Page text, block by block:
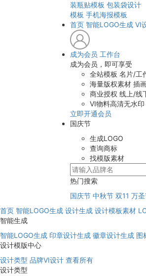
装瓶贴模板 包装袋设计
模板 手机海报模板
首页 智能LOGO生成 VI
成为会员 工作台
成为会员，即可享受
全站模板 名片/工
海量版权素材 插
商业授权 线上/线
VI物料高清无水印
立即开通会员
国庆节
生成LOGO
查询商标
找模版素材
热门搜索
国庆节 中秋节 双11 万
首页 智能LOGO生成 设计生成 设计模板素材
智能生成
智能LOGO生成 印章设计生成 徽章设计生成 图
设计模版中心
设计类型 品牌VI设计 查看所有
设计类型